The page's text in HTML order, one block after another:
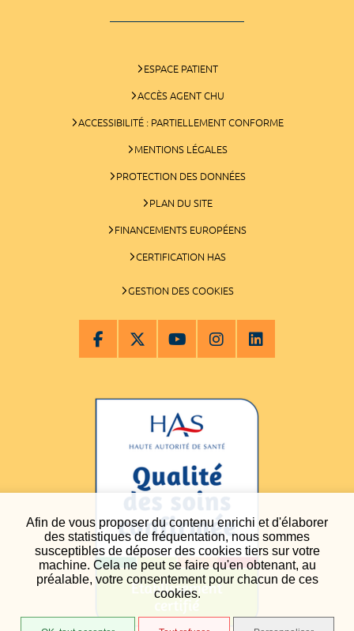
Afin de vous proposer du contenu enrichi et d'élaborer
des statistiques de fréquentation, nous sommes
susceptibles de déposer des cookies tiers sur votre
machine. Cela ne peut se faire qu'en obtenant, au
préalable, votre consentement pour chacun de ces
cookies.
ESPACE PATIENT
ACCÈS AGENT CHU
ACCESSIBILITÉ : PARTIELLEMENT CONFORME
MENTIONS LÉGALES
PROTECTION DES DONNÉES
PLAN DU SITE
FINANCEMENTS EUROPÉENS
CERTIFICATION HAS
GESTION DES COOKIES